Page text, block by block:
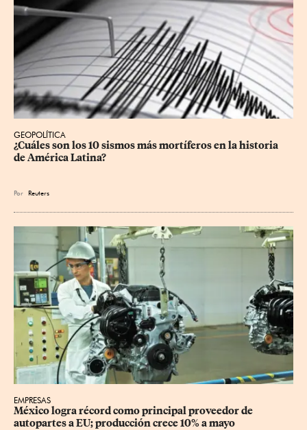
GEOPOLÍTICA
¿Cuáles son los 10 sismos más mortíferos en la historia
de América Latina?
Por Reuters
EMPRESAS
México logra récord como principal proveedor de
autopartes a EU; producción crece 10% a mayo